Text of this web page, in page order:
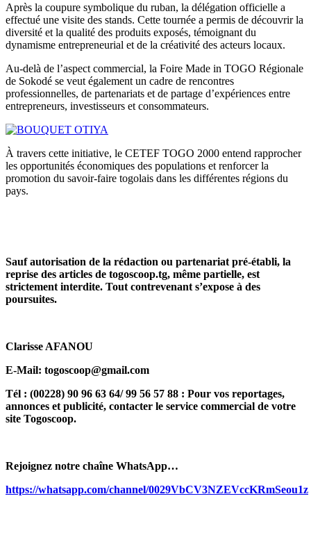
Après la coupure symbolique du ruban, la délégation officielle a
effectué une visite des stands. Cette tournée a permis de découvrir la
diversité et la qualité des produits exposés, témoignant du
dynamisme entrepreneurial et de la créativité des acteurs locaux.
Au-delà de l’aspect commercial, la Foire Made in TOGO Régionale
de Sokodé se veut également un cadre de rencontres
professionnelles, de partenariats et de partage d’expériences entre
entrepreneurs, investisseurs et consommateurs.
À travers cette initiative, le CETEF TOGO 2000 entend rapprocher
les opportunités économiques des populations et renforcer la
promotion du savoir-faire togolais dans les différentes régions du
pays.
Sauf autorisation de la rédaction ou partenariat pré-établi, la
reprise des articles de togoscoop.tg, même partielle, est
strictement interdite. Tout contrevenant s’expose à des
poursuites.
Clarisse AFANOU
E-Mail: togoscoop@gmail.com
Tél : (00228) 90 96 63 64/ 99 56 57 88 : Pour vos reportages,
annonces et publicité, contacter le service commercial de votre
site Togoscoop.
Rejoignez notre chaîne WhatsApp…
https://whatsapp.com/channel/0029VbCV3NZEVccKRmSeou1z